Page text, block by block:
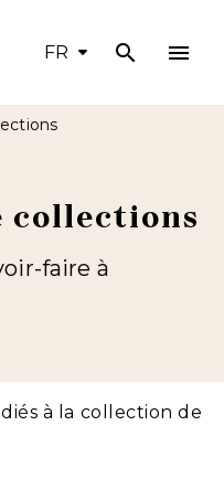
CONTENU
FR search menu
collections
faire à
à la collection de